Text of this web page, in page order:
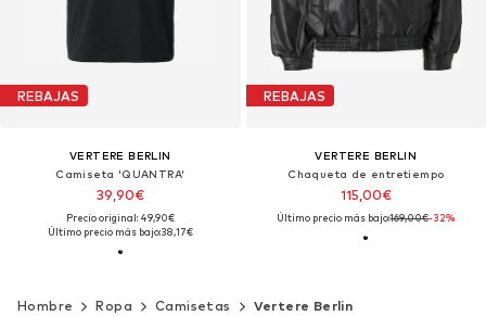
REBAJAS
VERTERE BERLIN
Camiseta 'QUANTRA'
39,90€
Precio original: 49,90€
Último precio más bajo:38,17€
REBAJAS
VERTERE BERLIN
Chaqueta de entretiempo
115,00€
Último precio más bajo:169,00€-32%
Hombre Ropa Camisetas Vertere Berlin